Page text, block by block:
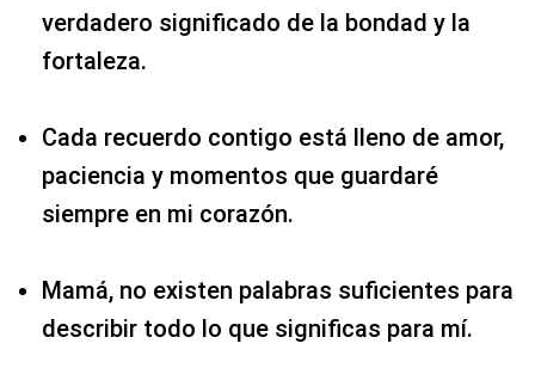
verdadero significado de la bondad y la
fortaleza.
Cada recuerdo contigo está lleno de amor,
paciencia y momentos que guardaré
siempre en mi corazón.
Mamá, no existen palabras suficientes para
describir todo lo que significas para mí.